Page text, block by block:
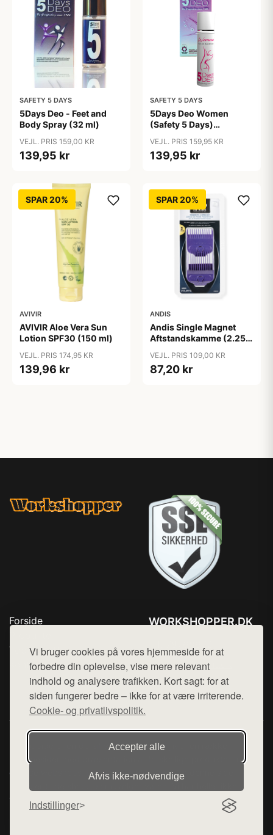
Vi bruger cookies på vores hjemmeside for at
forbedre din oplevelse, vise mere relevant
indhold og analysere trafikken. Kort sagt: for at
siden fungerer bedre – ikke for at være irriterende.
Cookie- og privatlivspolitik.
Accepter alle
Afvis ikke‑nødvendige
Indstillinger
SAFETY 5 DAYS
5Days Deo - Feet and
Body Spray (32 ml)
VEJL. PRIS 159,00 KR
139,95 kr
SAFETY 5 DAYS
5Days Deo Women
(Safety 5 Days)
VEJL. PRIS 159,95 KR
139,95 kr
SPAR 20%
AVIVIR
AVIVIR Aloe Vera Sun
Lotion SPF30 (150 ml)
VEJL. PRIS 174,95 KR
139,96 kr
SPAR 20%
ANDIS
Andis Single Magnet
Aftstandskamme (2.25
VEJL. PRIS 109,00 KR
87,20 kr
Forside
Top Rabatter
Kontakt
WORKSHOPPER.DK
Mail: hej@want.dk
Cookie- og privatlivspolitik
Denne side er en del af want.dk, der udgiver en række
hjemmesider med præsentation af forskellige produkter fra
diverse webshops. Der sælges ikke varer fra denne side - vi
henviser til de shops, som sælger varen. Vi har heller ikke
varerne på lager.